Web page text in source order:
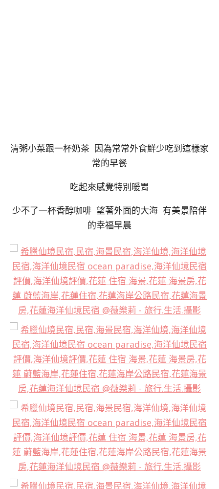
清粥小菜跟一杯奶茶 因為常常外食鮮少吃到這樣家
常的早餐
吃起來感覺特別暖胃
少不了一杯香醇咖啡 望著外面的大海 有美景陪伴
的幸福早晨